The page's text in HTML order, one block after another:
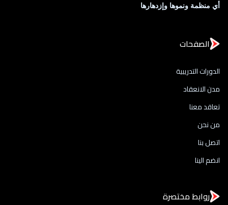
أي منظمة ونموها وإزدهارها
الصفحات
الدورات التدريبية
مدن الانعقاد
تعاقد معنا
من نحن
اتصل بنا
انضم الينا
روابط مختصرة